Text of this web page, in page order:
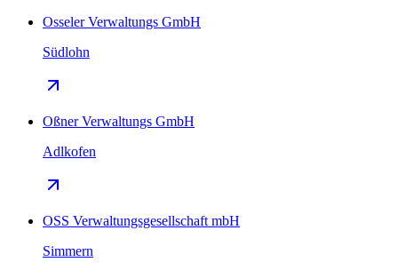
Osseler Verwaltungs GmbH
Südlohn
Oßner Verwaltungs GmbH
Adlkofen
OSS Verwaltungsgesellschaft mbH
Simmern